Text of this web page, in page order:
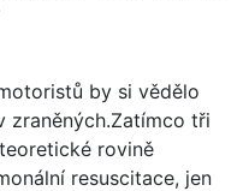
by si vědělo
zraněných.Zatímco tři
rovině
resuscitace, jen